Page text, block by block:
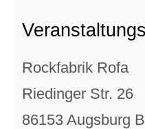
Rockfabrik Rofa
Riedinger Str. 26
86153 Augsburg